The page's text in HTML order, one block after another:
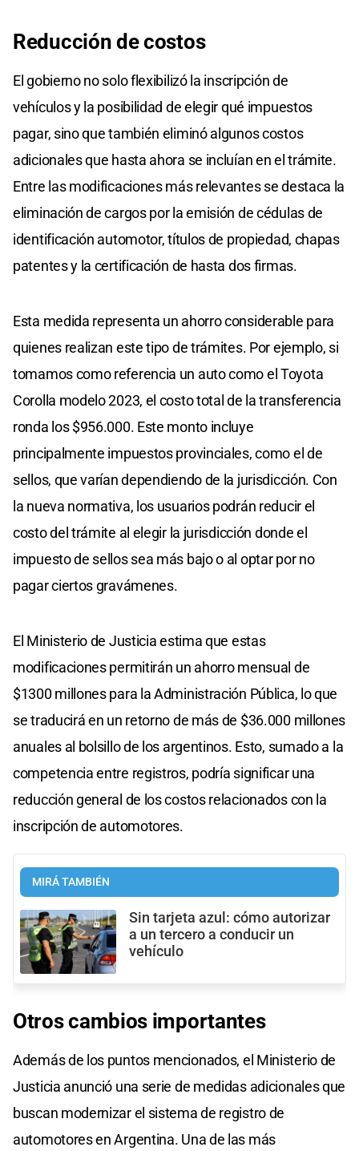
Reducción de costos
El gobierno no solo flexibilizó la inscripción de
vehículos y la posibilidad de elegir qué impuestos
pagar, sino que también eliminó algunos costos
adicionales que hasta ahora se incluían en el trámite.
Entre las modificaciones más relevantes se destaca la
eliminación de cargos por la emisión de cédulas de
identificación automotor, títulos de propiedad, chapas
patentes y la certificación de hasta dos firmas.
Esta medida representa un ahorro considerable para
quienes realizan este tipo de trámites. Por ejemplo, si
tomamos como referencia un auto como el Toyota
Corolla modelo 2023, el costo total de la transferencia
ronda los $956.000. Este monto incluye
principalmente impuestos provinciales, como el de
sellos, que varían dependiendo de la jurisdicción. Con
la nueva normativa, los usuarios podrán reducir el
costo del trámite al elegir la jurisdicción donde el
impuesto de sellos sea más bajo o al optar por no
pagar ciertos gravámenes.
El Ministerio de Justicia estima que estas
modificaciones permitirán un ahorro mensual de
$1300 millones para la Administración Pública, lo que
se traducirá en un retorno de más de $36.000 millones
anuales al bolsillo de los argentinos. Esto, sumado a la
competencia entre registros, podría significar una
reducción general de los costos relacionados con la
inscripción de automotores.
MIRÁ TAMBIÉN
Sin tarjeta azul: cómo autorizar
a un tercero a conducir un
vehículo
Otros cambios importantes
Además de los puntos mencionados, el Ministerio de
Justicia anunció una serie de medidas adicionales que
buscan modernizar el sistema de registro de
automotores en Argentina. Una de las más